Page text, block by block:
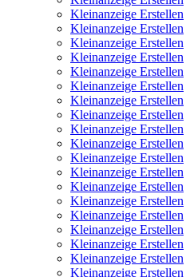
Kleinanzeige Erstellen
Kleinanzeige Erstellen
Kleinanzeige Erstellen
Kleinanzeige Erstellen
Kleinanzeige Erstellen
Kleinanzeige Erstellen
Kleinanzeige Erstellen
Kleinanzeige Erstellen
Kleinanzeige Erstellen
Kleinanzeige Erstellen
Kleinanzeige Erstellen
Kleinanzeige Erstellen
Kleinanzeige Erstellen
Kleinanzeige Erstellen
Kleinanzeige Erstellen
Kleinanzeige Erstellen
Kleinanzeige Erstellen
Kleinanzeige Erstellen
Kleinanzeige Erstellen